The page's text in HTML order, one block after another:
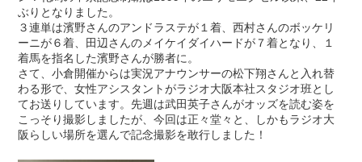
ぶりとなりました。
３連単は濱野さんのアンドラステが１着、西村さんのボッケリ
ーニが６着、田辺さんのメイケイダイハードが７着となり、１
着馬を指名した濱野さんが勝者に。
さて、小倉開催からは実況アナウンサーの松下翔さんと入れ替
わる形で、女性アシスタントがラジオ大阪本社スタジオ班とし
てお送りしています。先週は武田英子さんがオッズを読む姿を
こっそり撮影しましたが、今回は正々堂々と、しかもラジオ大
阪らしい場所を選んで記念撮影を敢行しました！